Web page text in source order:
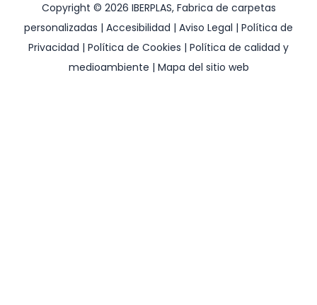
Copyright © 2026 IBERPLAS, Fabrica de carpetas
personalizadas | Accesibilidad | Aviso Legal | Política de
Privacidad | Política de Cookies | Política de calidad y
medioambiente | Mapa del sitio web